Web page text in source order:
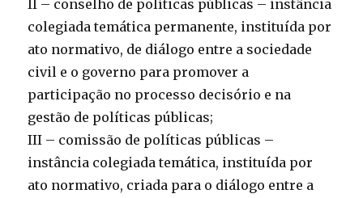
II – conselho de políticas públicas – instância
colegiada temática permanente, instituída por
ato normativo, de diálogo entre a sociedade
civil e o governo para promover a
participação no processo decisório e na
gestão de políticas públicas;
III – comissão de políticas públicas –
instância colegiada temática, instituída por
ato normativo, criada para o diálogo entre a